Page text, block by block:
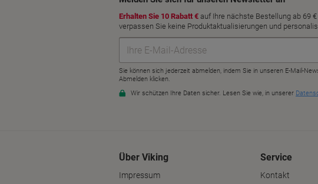
Über Viking
Impressum
Service
Kontakt